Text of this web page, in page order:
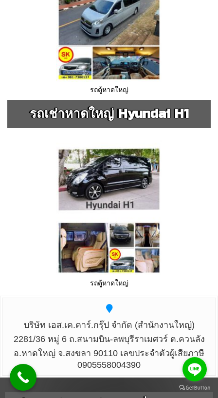
รถตู้หาดใหญ่
รถเช่าหาดใหญ่ Hyundai H1
รถตู้หาดใหญ่
บริษัท เอส.เค.คาร์.กรุ๊ป จำกัด (สำนักงานใหญ่)
2281/36 หมู่ 6 ถ.สนามบิน-ลพบุรีราเมศวร์ ต.ควนลัง
อ.หาดใหญ่ จ.สงขลา 90110 เลขประจำตัวผู้เสียภาษี
0905558004390